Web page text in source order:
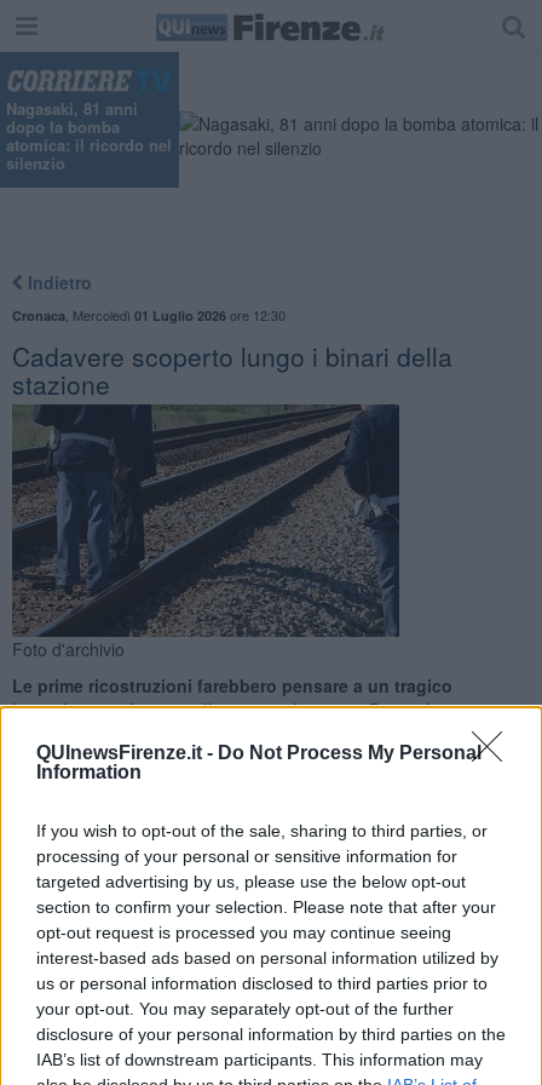
QUInewsFirenze.it - Do Not Process My Personal
Information
If you wish to opt-out of the sale, sharing to third parties, or
processing of your personal or sensitive information for
targeted advertising by us, please use the below opt-out
section to confirm your selection. Please note that after your
opt-out request is processed you may continue seeing
interest-based ads based on personal information utilized by
us or personal information disclosed to third parties prior to
your opt-out. You may separately opt-out of the further
disclosure of your personal information by third parties on the
IAB’s list of downstream participants. This information may
Nagasaki, 81 anni
dopo la bomba
atomica: il ricordo nel
silenzio
Indietro
Cronaca Mercoledì 01 Luglio 2026ore 12:30
Cadavere scoperto lungo i binari della
stazione
Foto d'archivio
Le prime ricostruzioni farebbero pensare a un tragico
investimento da parte di un treno in corsa. Pesanti
FIRENZE —Il corpo di un uomo di 62 anni originario di Reggio
Calabria, probabilmente senza fissa dimora, è stato rinvenuto sul
far dell'alba di oggi lungo i binari nei pressi della stazione di Firenze
Statuto. Le indagini sono affidate alla polizia ferroviaria. Sono stati
avviati accertamenti per determinare le cause del decesso: le
primissime ipotesi farebbero propendere per un tragico
investimento da parte di un treno in corsa.
Importanti le ripercussioni sul traffico ferroviario nel nodo fiorentino